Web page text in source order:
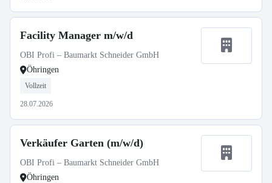
Facility Manager m/w/d
OBI Profi – Baumarkt Schneider GmbH
Öhringen
Vollzeit
28.07.2026
Verkäufer Garten (m/w/d)
OBI Profi – Baumarkt Schneider GmbH
Öhringen